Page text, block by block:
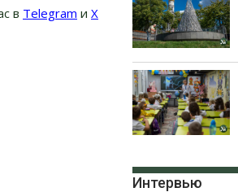
в Telegram и Х
Интервью